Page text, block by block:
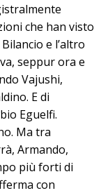
che han visto
e l’altro
seppur ora e
Vajushi,
E di
Eguelfi.
Ma tra
Armando,
più forti di
con